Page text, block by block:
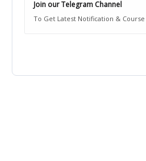
Join our Telegram Channel
To Get Latest Notification & Course